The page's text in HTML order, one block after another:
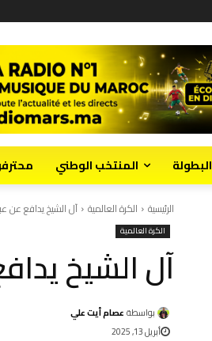
البطولة المنتخب الوطني
الرئيسية الكرة العالمية آل الشيخ يدافع عن
الكرة العالمية
آل الشيخ
بواسطة عصام أيت علي
أبريل 13, 2025